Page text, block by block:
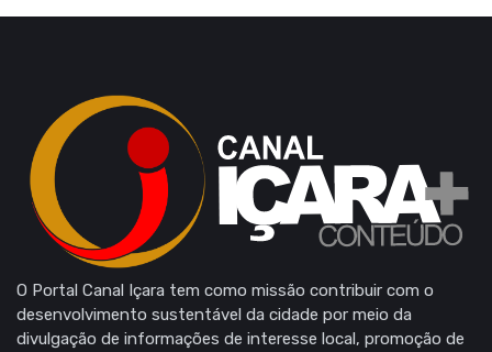
O Portal Canal Içara tem como missão contribuir com o
desenvolvimento sustentável da cidade por meio da
divulgação de informações de interesse local, promoção de